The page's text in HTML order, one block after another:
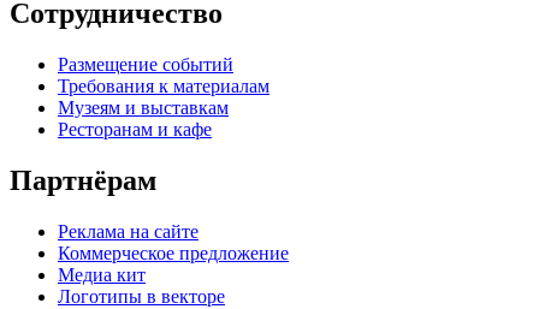
Сотрудничество
Размещение событий
Требования к материалам
Музеям и выставкам
Ресторанам и кафе
Партнёрам
Реклама на сайте
Коммерческое предложение
Медиа кит
Логотипы в векторе